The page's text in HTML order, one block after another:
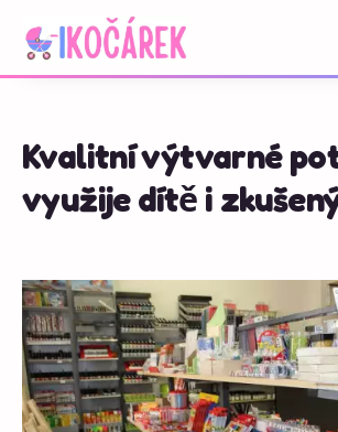
Kvalitní výtvarné
využije dítě i